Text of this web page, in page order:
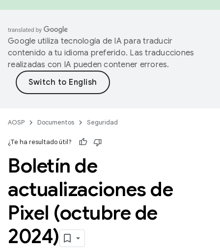
Google utiliza tecnología de IA para traducir
contenido a tu idioma preferido. Las traducciones
realizadas con IA pueden contener errores.
AOSP Documentos Seguridad
¿Te ha resultado útil?
Boletín de
actualizaciones de
Pixel (octubre de
2024)